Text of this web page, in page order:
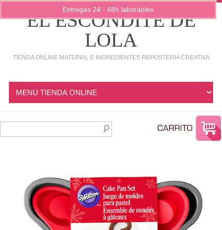
EL ESCONDITE DE
LOLA
TIENDA ONLINE MATERIAL E INGREDIENTES REPOSTERIA CREATIVA
Entregas 24 - 48h laborables